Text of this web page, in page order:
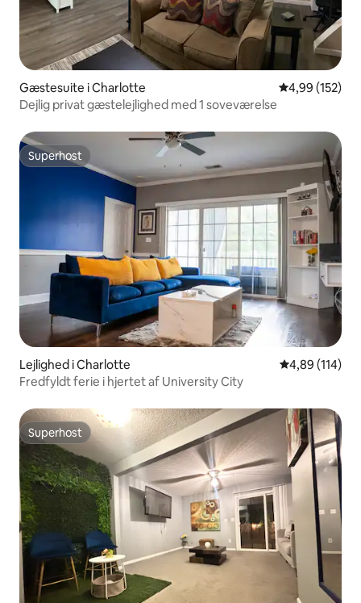
Gæstesuite i Charlotte 4,99 ud af 5 i
4,99 (152)
Dejlig privat gæstelejlighed med 1 soveværelse
Superhost
Superhost
Lejlighed i Charlotte 4,89 ud af 5 i
4,89 (114)
Fredfyldt ferie i hjertet af University City
Superhost
Superhost